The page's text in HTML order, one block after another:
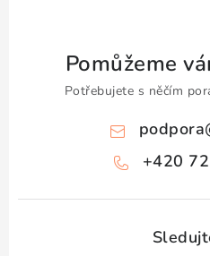
Pomůžeme
Potřebujete s něčím
podpora
+420